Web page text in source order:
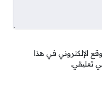
الإلكتروني في هذا
تعليقي.